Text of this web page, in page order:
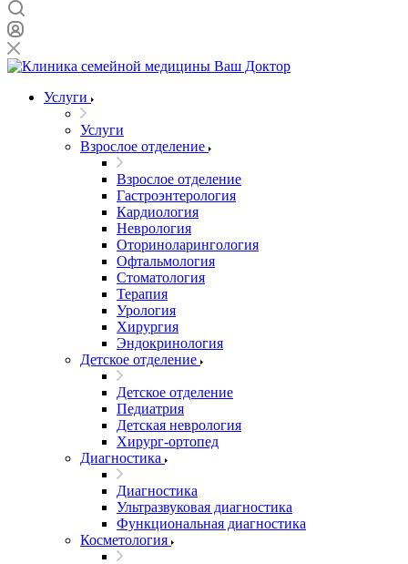
Услуги
Услуги
Взрослое отделение
Взрослое отделение
Гастроэнтерология
Кардиология
Неврология
Оториноларингология
Офтальмология
Стоматология
Терапия
Урология
Хирургия
Эндокринология
Детское отделение
Детское отделение
Педиатрия
Детская неврология
Хирург-ортопед
Диагностика
Диагностика
Ультразвуковая диагностика
Функциональная диагностика
Косметология